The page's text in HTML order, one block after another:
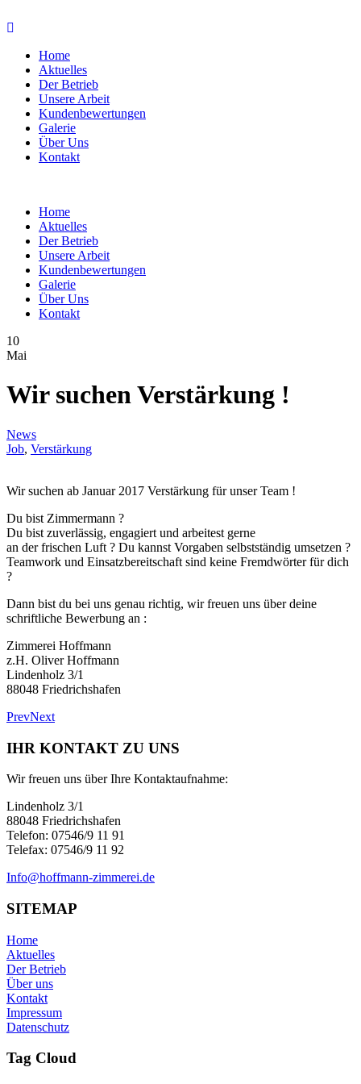
Home
Aktuelles
Der Betrieb
Unsere Arbeit
Kundenbewertungen
Galerie
Über Uns
Kontakt
Home
Aktuelles
Der Betrieb
Unsere Arbeit
Kundenbewertungen
Galerie
Über Uns
Kontakt
10
Mai
Wir suchen Verstärkung !
News
Job, Verstärkung
Wir suchen ab Januar 2017 Verstärkung für unser Team !
Du bist Zimmermann ?
Du bist zuverlässig, engagiert und arbeitest gerne
an der frischen Luft ? Du kannst Vorgaben selbstständig umsetzen ?
Teamwork und Einsatzbereitschaft sind keine Fremdwörter für dich
?
Dann bist du bei uns genau richtig, wir freuen uns über deine
schriftliche Bewerbung an :
Zimmerei Hoffmann
z.H. Oliver Hoffmann
Lindenholz 3/1
88048 Friedrichshafen
PrevNext
IHR KONTAKT ZU UNS
Wir freuen uns über Ihre Kontaktaufnahme:
Lindenholz 3/1
88048 Friedrichshafen
Telefon: 07546/9 11 91
Telefax: 07546/9 11 92
Info@hoffmann-zimmerei.de
SITEMAP
Home
Aktuelles
Der Betrieb
Über uns
Kontakt
Impressum
Datenschutz
Tag Cloud